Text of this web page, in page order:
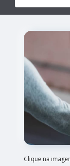
Clique na